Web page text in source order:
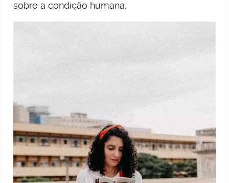
sobre a condição humana.